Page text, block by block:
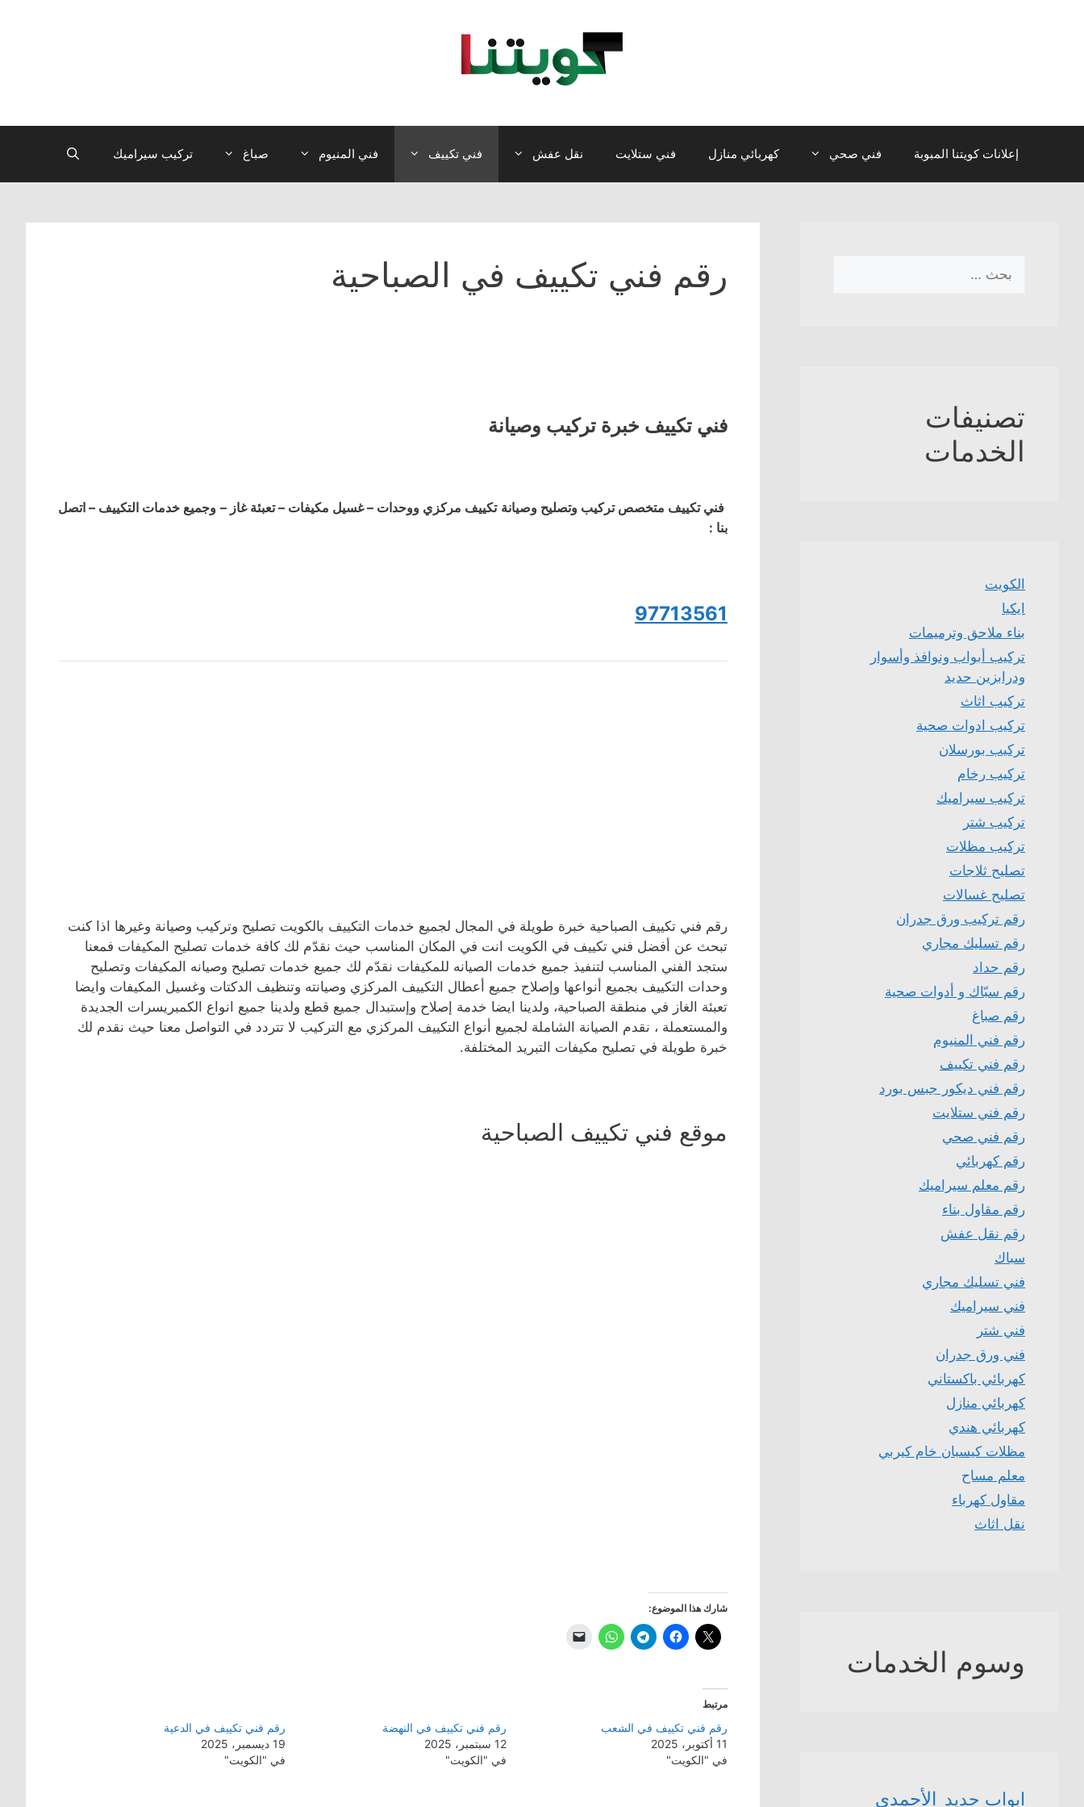
إعلانات كويتنا المبوبة فني صحي كهربائي منازل فني ستلايت نقل عفش فني تكييف فني المنيوم صباغ تركيب سيراميك
رقم فني تكييف في الصباحية
فني تكييف خبرة تركيب وصيانة
فني تكييف متخصص تركيب وتصليح وصيانة تكييف مركزي ووحدات – غسيل مكيفات – تعبئة غاز – وجميع خدمات التكييف – اتصل
بنا :
97713561
رقم فني تكييف الصباحية خبرة طويلة في المجال لجميع خدمات التكييف بالكويت تصليح وتركيب وصيانة وغيرها اذا كنت
تبحث عن أفضل فني تكييف في الكويت انت في المكان المناسب حيث نقدّم لك كافة خدمات تصليح المكيفات فمعنا
ستجد الفني المناسب لتنفيذ جميع خدمات الصيانه للمكيفات نقدّم لك جميع خدمات تصليح وصيانه المكيفات وتصليح
وحدات التكييف بجميع أنواعها وإصلاح جميع أعطال التكييف المركزي وصيانته وتنظيف الدكتات وغسيل المكيفات وايضا
تعبئة الغاز في منطقة الصباحية، ولدينا ايضا خدمة إصلاح وإستبدال جميع قطع ولدينا جميع انواع الكمبريسرات الجديدة
والمستعملة ، نقدم الصيانة الشاملة لجميع أنواع التكييف المركزي مع التركيب لا تتردد في التواصل معنا حيث نقدم لك
خبرة طويلة في تصليح مكيفات التبريد المختلفة.
موقع فني تكييف الصباحية
شارك هذا الموضوع:
مرتبط
رقم فني تكييف في الشعب
11 أكتوبر، 2025
في "الكويت"
رقم فني تكييف في النهضة
12 سبتمبر، 2025
في "الكويت"
رقم فني تكييف في الدعية
19 ديسمبر، 2025
في "الكويت"
عن:
تصنيفات
الخدمات
الكويت
ايكيا
بناء ملاحق وترميمات
تركيب أبواب ونوافذ وأسوار
ودرابزين حديد
تركيب اثاث
تركيب ادوات صحية
تركيب بورسلان
تركيب رخام
تركيب سيراميك
تركيب شتر
تركيب مظلات
تصليح ثلاجات
تصليح غسالات
رقم تركيب ورق جدران
رقم تسليك مجاري
رقم حداد
رقم سبّاك و أدوات صحية
رقم صباغ
رقم فني المنيوم
رقم فني تكييف
رقم فني ديكور جبس بورد
رقم فني ستلايت
رقم فني صحي
رقم كهربائي
رقم معلم سيراميك
رقم مقاول بناء
رقم نقل عفش
سباك
فني تسليك مجاري
فني سيراميك
فني شتر
فني ورق جدران
كهربائي باكستاني
كهربائي منازل
كهربائي هندي
مظلات كيسبان خام كيربي
معلم مساح
مقاول كهرباء
نقل اثاث
وسوم الخدمات
ابواب حديد الأحمدي